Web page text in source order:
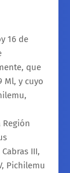
16 de
que
Ml, y cuyo
III,
Pichilemu